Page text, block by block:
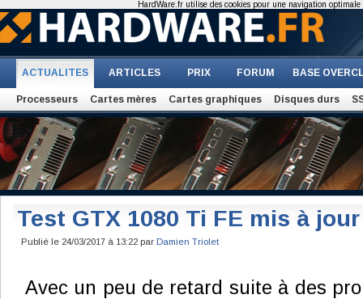
ACTUALITES ARTICLES PRIX FORUM BASE
Processeurs Cartes mères Cartes graphiques Disques durs
Test GTX 1080 Ti FE mis à
Publié le 24/03/2017 à 13:22 par Damien Triolet
Avec un peu de retard suite à des
HardWare.fr utilise des cookies pour une navigation